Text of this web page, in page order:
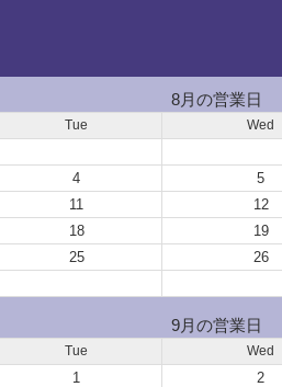
8月の営業日
Tue Wed
4 5
11 12
18 19
25 26
9月の営業日
Tue Wed
1 2